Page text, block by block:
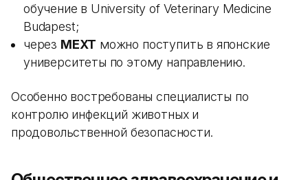
обучение в University of Veterinary Medicine
Budapest;
через MEXT можно поступить в японские
университеты по этому направлению.
Особенно востребованы специалисты по
контролю инфекций животных и
продовольственной безопасности.